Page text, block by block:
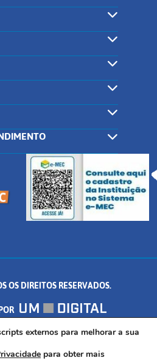
ferramentas
OS DIREITOS RESERVADOS.
- PALMEIRAS, FORMIGA/MG - CEP:
35.574.530
externos para melhorar a sua
para obter mais